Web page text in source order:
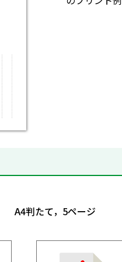
A4判たて，5ページ